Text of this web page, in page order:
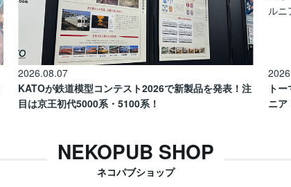
2026.08.07
KATOが鉄道模型コンテスト2026で新製品を発表！注
目は京王初代5000系・5100系！
ト
ニア
NEKOPUB SHOP
ネコパブショップ